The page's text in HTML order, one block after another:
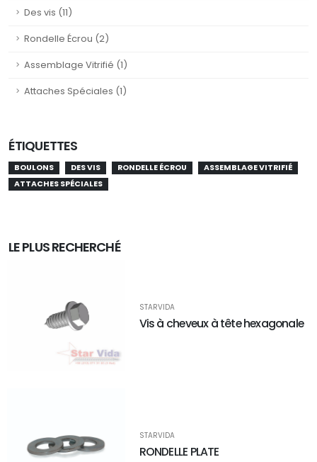
Des vis (11)
Rondelle Écrou (2)
Assemblage Vitrifié (1)
Attaches Spéciales (1)
ÉTIQUETTES
BOULONS DES VIS RONDELLE ÉCROU
ASSEMBLAGE VITRIFIÉ
ATTACHES SPÉCIALES
LE PLUS RECHERCHÉ
STARVIDA
Vis à cheveux à tête hexagonale
STARVIDA
RONDELLE PLATE